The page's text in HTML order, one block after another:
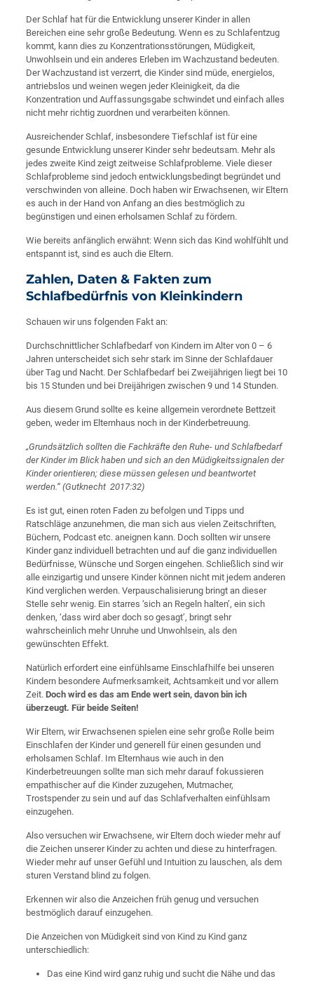
Der Schlaf hat für die Entwicklung unserer Kinder in allen
Bereichen eine sehr große Bedeutung. Wenn es zu Schlafentzug
kommt, kann dies zu Konzentrationsstörungen, Müdigkeit,
Unwohlsein und ein anderes Erleben im Wachzustand bedeuten.
Der Wachzustand ist verzerrt, die Kinder sind müde, energielos,
antriebslos und weinen wegen jeder Kleinigkeit, da die
Konzentration und Auffassungsgabe schwindet und einfach alles
nicht mehr richtig zuordnen und verarbeiten können.
Ausreichender Schlaf, insbesondere Tiefschlaf ist für eine
gesunde Entwicklung unserer Kinder sehr bedeutsam. Mehr als
jedes zweite Kind zeigt zeitweise Schlafprobleme. Viele dieser
Schlafprobleme sind jedoch entwicklungsbedingt begründet und
verschwinden von alleine. Doch haben wir Erwachsenen, wir Eltern
es auch in der Hand von Anfang an dies bestmöglich zu
begünstigen und einen erholsamen Schlaf zu fördern.
Wie bereits anfänglich erwähnt: Wenn sich das Kind wohlfühlt und
entspannt ist, sind es auch die Eltern.
Zahlen, Daten & Fakten zum
Schlafbedürfnis von Kleinkindern
Schauen wir uns folgenden Fakt an:
Durchschnittlicher Schlafbedarf von Kindern im Alter von 0 – 6
Jahren unterscheidet sich sehr stark im Sinne der Schlafdauer
über Tag und Nacht. Der Schlafbedarf bei Zweijährigen liegt bei 10
bis 15 Stunden und bei Dreijährigen zwischen 9 und 14 Stunden.
Aus diesem Grund sollte es keine allgemein verordnete Bettzeit
geben, weder im Elternhaus noch in der Kinderbetreuung.
„Grundsätzlich sollten die Fachkräfte den Ruhe- und Schlafbedarf
der Kinder im Blick haben und sich an den Müdigkeitssignalen der
Kinder orientieren; diese müssen gelesen und beantwortet
werden.“ (Gutknecht 2017:32)
Es ist gut, einen roten Faden zu befolgen und Tipps und
Ratschläge anzunehmen, die man sich aus vielen Zeitschriften,
Büchern, Podcast etc. aneignen kann. Doch sollten wir unsere
Kinder ganz individuell betrachten und auf die ganz individuellen
Bedürfnisse, Wünsche und Sorgen eingehen. Schließlich sind wir
alle einzigartig und unsere Kinder können nicht mit jedem anderen
Kind verglichen werden. Verpauschalisierung bringt an dieser
Stelle sehr wenig. Ein starres ‘sich an Regeln halten’, ein sich
denken, ‘dass wird aber doch so gesagt’, bringt sehr
wahrscheinlich mehr Unruhe und Unwohlsein, als den
gewünschten Effekt.
Natürlich erfordert eine einfühlsame Einschlafhilfe bei unseren
Kindern besondere Aufmerksamkeit, Achtsamkeit und vor allem
Zeit. Doch wird es das am Ende wert sein, davon bin ich
überzeugt. Für beide Seiten!
Wir Eltern, wir Erwachsenen spielen eine sehr große Rolle beim
Einschlafen der Kinder und generell für einen gesunden und
erholsamen Schlaf. Im Elternhaus wie auch in den
Kinderbetreuungen sollte man sich mehr darauf fokussieren
empathischer auf die Kinder zuzugehen, Mutmacher,
Trostspender zu sein und auf das Schlafverhalten einfühlsam
einzugehen.
Also versuchen wir Erwachsene, wir Eltern doch wieder mehr auf
die Zeichen unserer Kinder zu achten und diese zu hinterfragen.
Wieder mehr auf unser Gefühl und Intuition zu lauschen, als dem
sturen Verstand blind zu folgen.
Erkennen wir also die Anzeichen früh genug und versuchen
bestmöglich darauf einzugehen.
Die Anzeichen von Müdigkeit sind von Kind zu Kind ganz
unterschiedlich:
Das eine Kind wird ganz ruhig und sucht die Nähe und das